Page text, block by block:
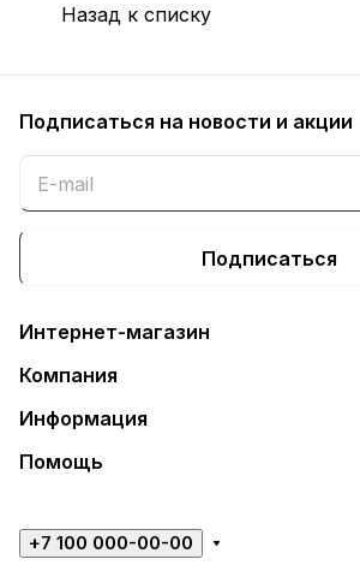
Назад к списку
Подписаться на новости и акции
Подписаться
Интернет-магазин
Компания
Информация
Помощь
+7 100 000-00-00